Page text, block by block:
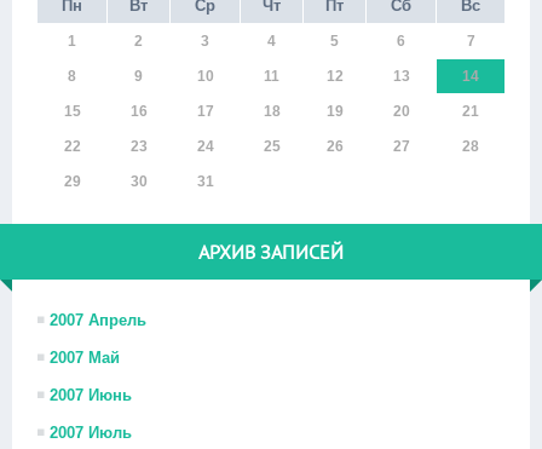
Пн Вт Ср Чт Пт Сб Вс
1 2 3 4 5 6 7
8 9 10 11 12 13 14
15 16 17 18 19 20 21
22 23 24 25 26 27 28
29 30 31
АРХИВ ЗАПИСЕЙ
2007 Апрель
2007 Май
2007 Июнь
2007 Июль